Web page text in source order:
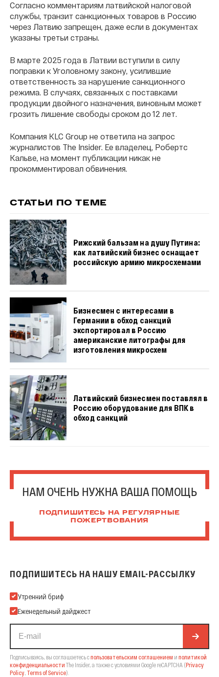
Согласно комментариям латвийской налоговой
службы, транзит санкционных товаров в Россию
через Латвию запрещен, даже если в документах
указаны третьи страны.
В марте 2025 года в Латвии вступили в силу
поправки к Уголовному закону, усилившие
ответственность за нарушение санкционного
режима. В случаях, связанных с поставками
продукции двойного назначения, виновным может
грозить лишение свободы сроком до 12 лет.
Компания KLC Group не ответила на запрос
журналистов The Insider. Ее владелец, Робертс
Кальве, на момент публикации никак не
прокомментировал обвинения.
СТАТЬИ ПО ТЕМЕ
Рижский бальзам на душу Путина:
как латвийский бизнес оснащает
российскую армию микросхемами
Бизнесмен с интересами в
Германии в обход санкций
экспортировал в Россию
американские литографы для
изготовления микросхем
Латвийский бизнесмен поставлял в
Россию оборудование для ВПК в
обход санкций
НАМ ОЧЕНЬ НУЖНА ВАША ПОМОЩЬ
ПОДПИШИТЕСЬ НА РЕГУЛЯРНЫЕ
ПОЖЕРТВОВАНИЯ
ПОДПИШИТЕСЬ НА НАШУ EMAIL-РАССЫЛКУ
Подпишитесь на нашу Email-рассылку
Утренний бриф
Еженедельный дайджест
Подписываясь, вы соглашаетесь спользовательским соглашением и политикой
конфиденциальности The Insider, а также с условиями Google reCAPTCHA (Privacy
Policy, Terms of Service).